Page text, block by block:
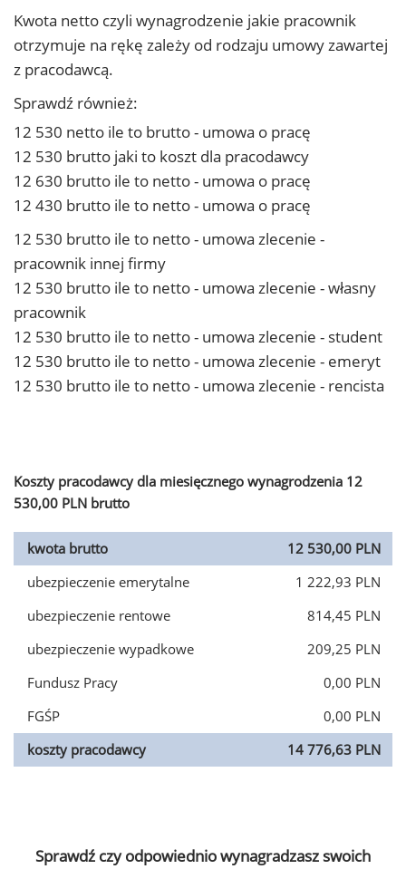
Kwota netto czyli wynagrodzenie jakie pracownik
otrzymuje na rękę zależy od rodzaju umowy zawartej
z pracodawcą.
Sprawdź również:
12 530 netto ile to brutto - umowa o pracę
12 530 brutto jaki to koszt dla pracodawcy
12 630 brutto ile to netto - umowa o pracę
12 430 brutto ile to netto - umowa o pracę
12 530 brutto ile to netto - umowa zlecenie -
pracownik innej firmy
12 530 brutto ile to netto - umowa zlecenie - własny
pracownik
12 530 brutto ile to netto - umowa zlecenie - student
12 530 brutto ile to netto - umowa zlecenie - emeryt
12 530 brutto ile to netto - umowa zlecenie - rencista
Koszty pracodawcy dla miesięcznego wynagrodzenia 12
530,00 PLN brutto
kwota brutto
12 530,00 PLN
ubezpieczenie emerytalne
1 222,93 PLN
ubezpieczenie rentowe
814,45 PLN
ubezpieczenie wypadkowe
209,25 PLN
Fundusz Pracy
0,00 PLN
FGŚP
0,00 PLN
koszty pracodawcy
14 776,63 PLN
Sprawdź czy odpowiednio wynagradzasz swoich